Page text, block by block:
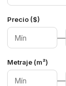
Precio ($)
—
Metraje (m²)
—